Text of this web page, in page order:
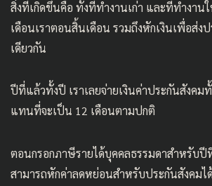
สิ่งที่เกิดขึ้นคือ ทั้งที่ทำงานเก่า และที่ทำงาน
เดือนเราตอนสิ้นเดือน รวมถึงหักเงินเพื่อส่ง
เดียวกัน
ปีที่แล้วทั้งปี เราเลยจ่ายเงินค่าประกันสังคม
แทนที่จะเป็น 12 เดือนตามปกติ
ตอนกรอกภาษีรายได้บุคคลธรรมดาสำหรับปี
สามารถหักค่าลดหย่อนสำหรับประกันสังคมไ